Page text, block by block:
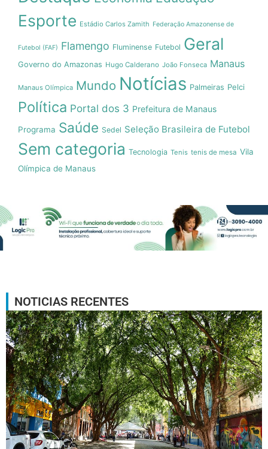
Esporte Estádio Carlos Zamith Federação Amazonense de
Futebol (FAF) Flamengo Fluminense Futebol Geral
Governo do Amazonas Hugo Calderano João Fonseca Manaus
Manaus Olímpica Mundo Notícias Palmeiras Pelci
Política Portal dos 3 Prefeitura de Manaus
Programa Saúde Sedel Seleção Brasileira de Futebol
Sem categoria Tecnologia Tenis tenis de mesa Vila
Olímpica de Manaus
NOTICIAS RECENTES